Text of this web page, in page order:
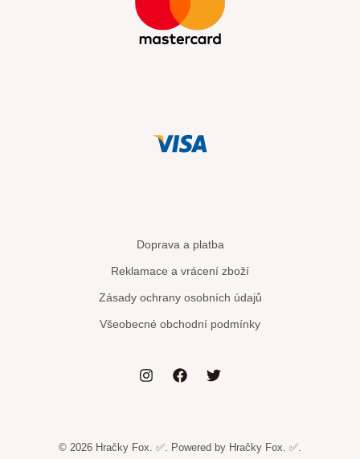
Doprava a platba
Reklamace a vrácení zboží
Zásady ochrany osobních údajů
Všeobecné obchodní podmínky
© 2026 Hračky Fox. ✅. Powered by Hračky Fox. ✅.